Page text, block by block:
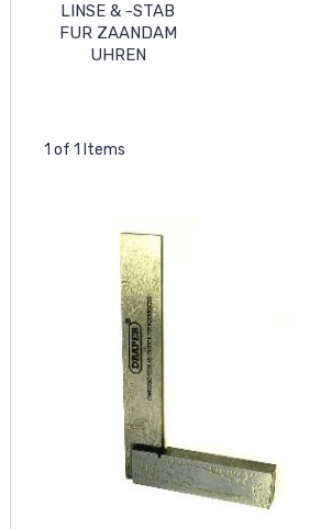
LINSE & -STAB
FUR ZAANDAM
UHREN
1 of 1 Items